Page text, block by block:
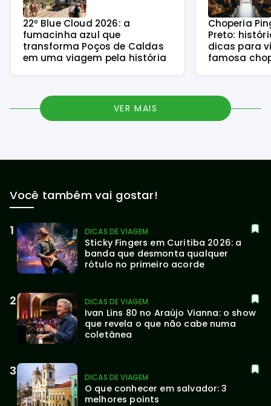
22º Blue Cloud 2026: a
fumacinha azul que
transforma Poços de Caldas
em uma viagem pela história
Choperia
Preto:
dicas para
famosa
VER MAIS
Você também vai gostar!
DICAS DE VIAGEM
Sticky Fingers em Curitiba 2026: a
banda que desmonta qualquer
rótulo no primeiro acorde
DICAS DE VIAGEM
Ivan Lins 80 no Araújo Vianna: o show
que revela o que não cabe numa
coletânea
DICAS DE VIAGEM
O que conhecer em salvador: 3
melhores points